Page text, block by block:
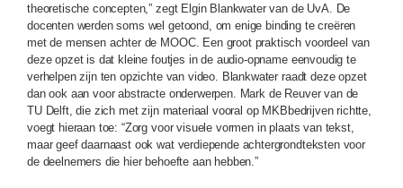
theoretische concepten,” zegt Elgin Blankwater van de UvA. De
docenten werden soms wel getoond, om enige binding te creëren
met de mensen achter de MOOC. Een groot praktisch voordeel van
deze opzet is dat kleine foutjes in de audio-opname eenvoudig te
verhelpen zijn ten opzichte van video. Blankwater raadt deze opzet
dan ook aan voor abstracte onderwerpen. Mark de Reuver van de
TU Delft, die zich met zijn materiaal vooral op MKBbedrijven richtte,
voegt hieraan toe: “Zorg voor visuele vormen in plaats van tekst,
maar geef daarnaast ook wat verdiepende achtergrondteksten voor
de deelnemers die hier behoefte aan hebben.”